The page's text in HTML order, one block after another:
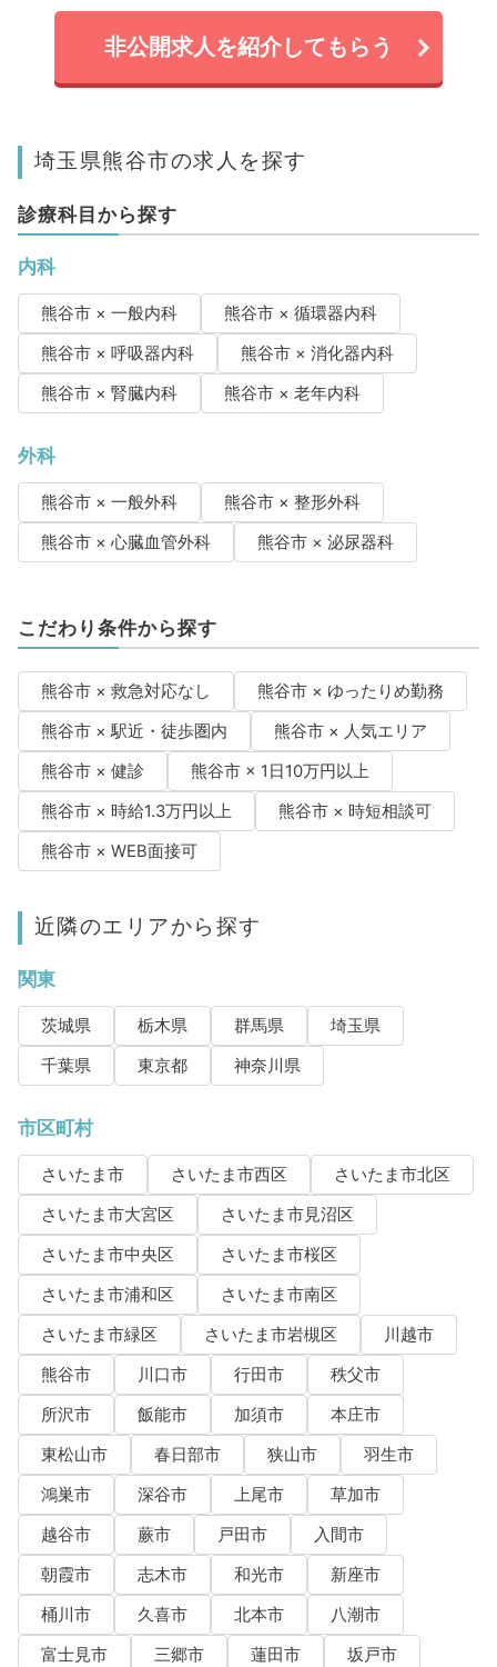
非公開求人を紹介してもらう
埼玉県熊谷市の求人を探す
診療科目から探す
内科
熊谷市 × 一般内科
熊谷市 × 循環器内科
熊谷市 × 呼吸器内科
熊谷市 × 消化器内科
熊谷市 × 腎臓内科
熊谷市 × 老年内科
外科
熊谷市 × 一般外科
熊谷市 × 整形外科
熊谷市 × 心臓血管外科
熊谷市 × 泌尿器科
こだわり条件から探す
熊谷市 × 救急対応なし
熊谷市 × ゆったりめ勤務
熊谷市 × 駅近・徒歩圏内
熊谷市 × 人気エリア
熊谷市 × 健診
熊谷市 × 1日10万円以上
熊谷市 × 時給1.3万円以上
熊谷市 × 時短相談可
熊谷市 × WEB面接可
近隣のエリアから探す
関東
茨城県 栃木県 群馬県
埼玉県
千葉県
東京都 神奈川県
市区町村
さいたま市 さいたま市西区
さいたま市北区
さいたま市大宮区
さいたま市見沼区
さいたま市中央区
さいたま市桜区
さいたま市浦和区
さいたま市南区
さいたま市緑区
さいたま市岩槻区
川越市
熊谷市
川口市 行田市
秩父市
所沢市
飯能市 加須市
本庄市
東松山市
春日部市 狭山市
羽生市
鴻巣市
深谷市 上尾市
草加市
越谷市
蕨市 戸田市
入間市
朝霞市
志木市 和光市
新座市
桶川市
久喜市 北本市
八潮市
富士見市
三郷市 蓮田市
坂戸市